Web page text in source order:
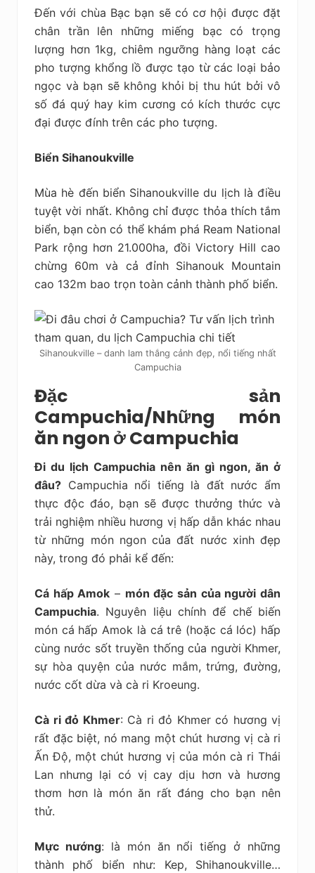
Đến với chùa Bạc bạn sẽ có cơ hội được đặt
chân trần lên những miếng bạc có trọng
lượng hơn 1kg, chiêm ngưỡng hàng loạt các
pho tượng khổng lồ được tạo từ các loại bảo
ngọc và bạn sẽ không khỏi bị thu hút bởi vô
số đá quý hay kim cương có kích thước cực
đại được đính trên các pho tượng.
Biển Sihanoukville
Mùa hè đến biển Sihanoukville du lịch là điều
tuyệt vời nhất. Không chỉ được thỏa thích tắm
biển, bạn còn có thể khám phá Ream National
Park rộng hơn 21.000ha, đồi Victory Hill cao
chừng 60m và cả đỉnh Sihanouk Mountain
cao 132m bao trọn toàn cảnh thành phố biển.
Sihanoukville – danh lam thắng cảnh đẹp, nổi tiếng nhất
Campuchia
Đặc sản
Campuchia/Những món
ăn ngon ở Campuchia
Đi du lịch Campuchia nên ăn gì ngon, ăn ở
đâu? Campuchia nổi tiếng là đất nước ẩm
thực độc đáo, bạn sẽ được thưởng thức và
trải nghiệm nhiều hương vị hấp dẫn khác nhau
từ những món ngon của đất nước xinh đẹp
này, trong đó phải kể đến:
Cá hấp Amok – món đặc sản của người dân
Campuchia. Nguyên liệu chính để chế biến
món cá hấp Amok là cá trê (hoặc cá lóc) hấp
cùng nước sốt truyền thống của người Khmer,
sự hòa quyện của nước mắm, trứng, đường,
nước cốt dừa và cà ri Kroeung.
Cà ri đỏ Khmer: Cà ri đỏ Khmer có hương vị
rất đặc biệt, nó mang một chút hương vị cà ri
Ấn Độ, một chút hương vị của món cà ri Thái
Lan nhưng lại có vị cay dịu hơn và hương
thơm hơn là món ăn rất đáng cho bạn nên
thử.
Mực nướng: là món ăn nổi tiếng ở những
thành phố biển như: Kep, Shihanoukville…